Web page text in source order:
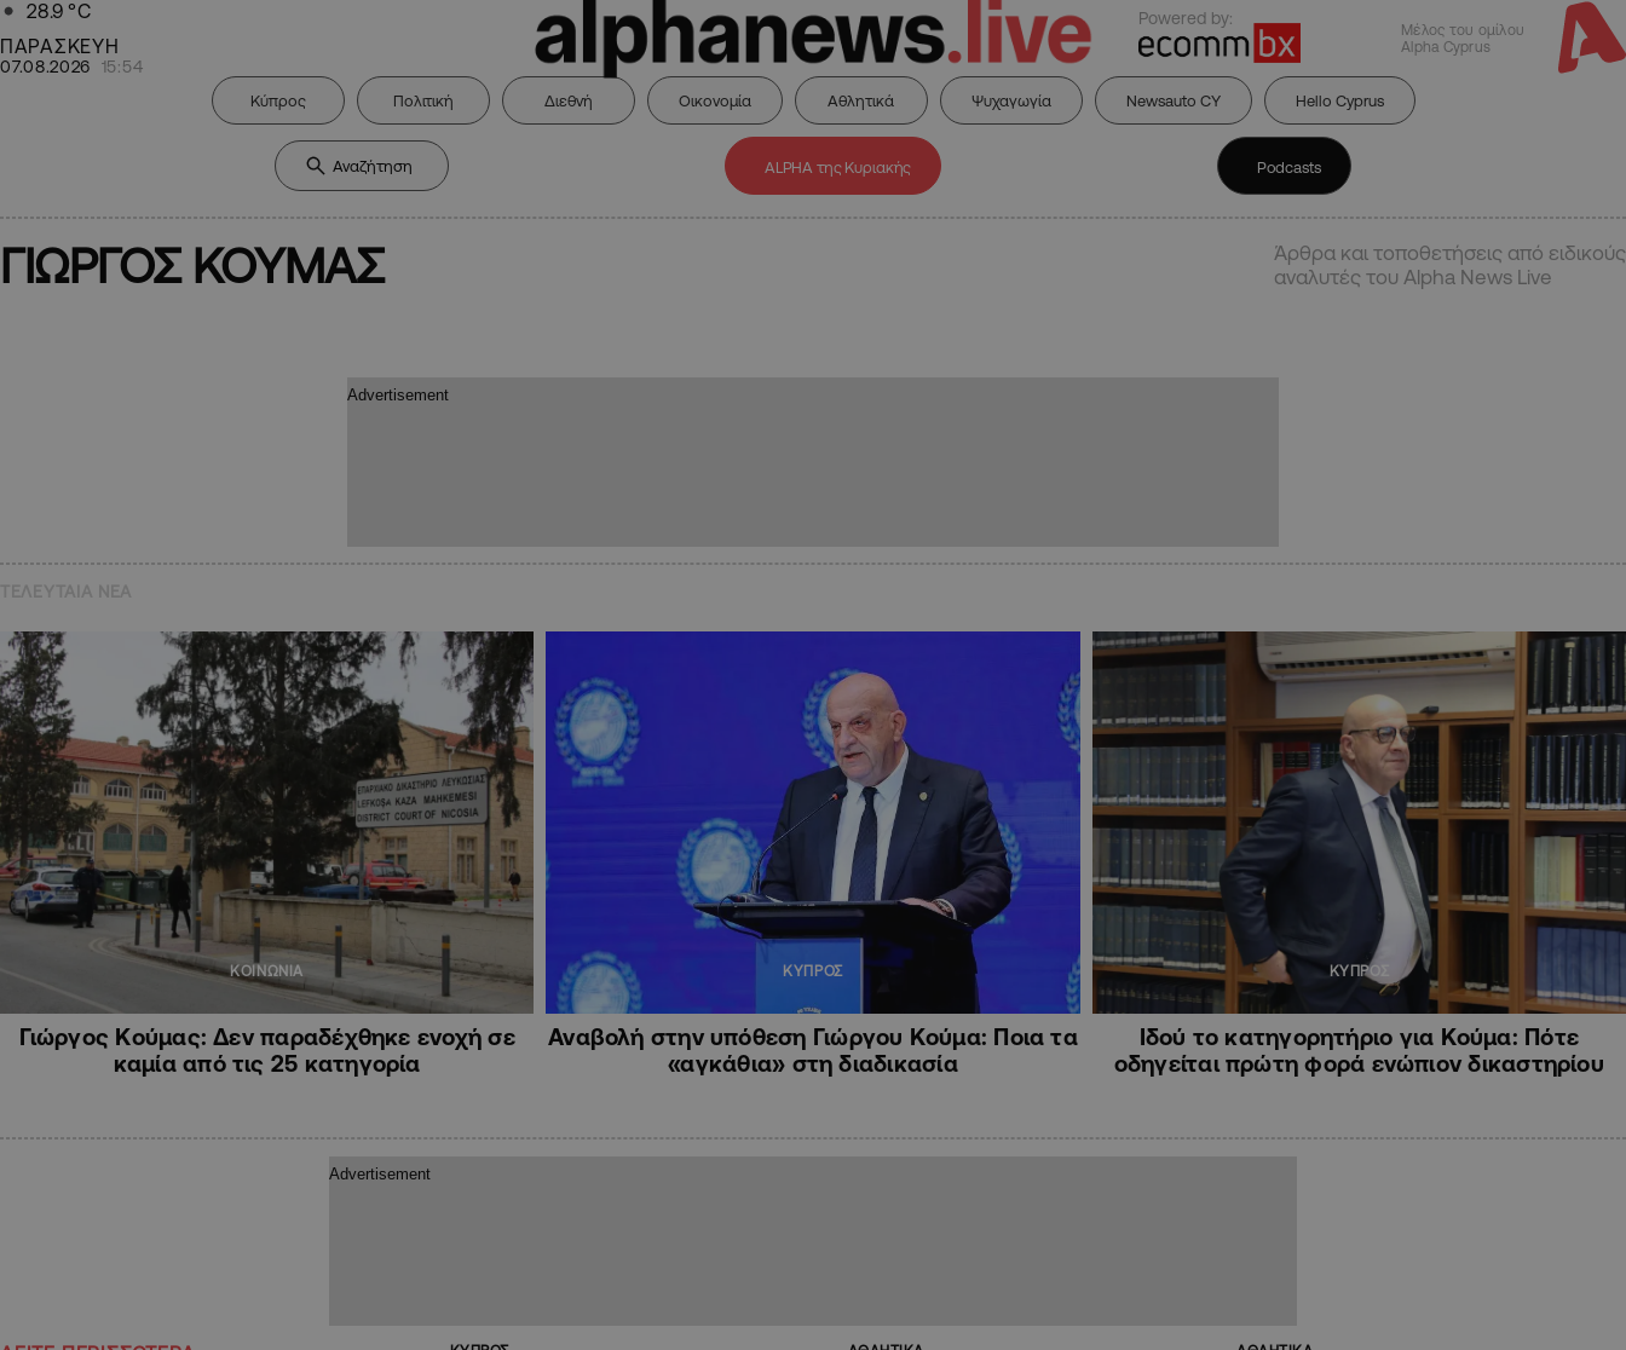
28.9 °C
ΠΑΡΑΣΚΕΥΗ
07.08.2026 15:54
Powered by:
Μέλος του ομίλου
Alpha Cyprus
Κύπρος Πολιτική Διεθνή Οικονομία Αθλητικά Ψυχαγωγία Newsauto CY Hello Cyprus
ALPHA της Κυριακής Podcasts
ΓΙΩΡΓΟΣ ΚΟΥΜΑΣ
Άρθρα και τοποθετήσεις από ειδικούς
αναλυτές του Alpha News Live
ΚΟΙΝΩΝΙΑ
Γιώργος Κούμας: Δεν παραδέχθηκε ενοχή σε
καμία από τις 25 κατηγορία
ΚΥΠΡΟΣ
Αναβολή στην υπόθεση Γιώργου Κούμα: Ποια τα
«αγκάθια» στη διαδικασία
ΚΥΠΡΟΣ
Ιδού το κατηγορητήριο για Κούμα: Πότε
οδηγείται πρώτη φορά ενώπιον δικαστηρίου